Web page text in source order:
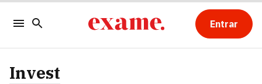
Entrar
Invest